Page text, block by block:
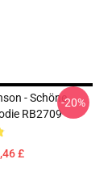
- Schöne
RB2709
£
-20%